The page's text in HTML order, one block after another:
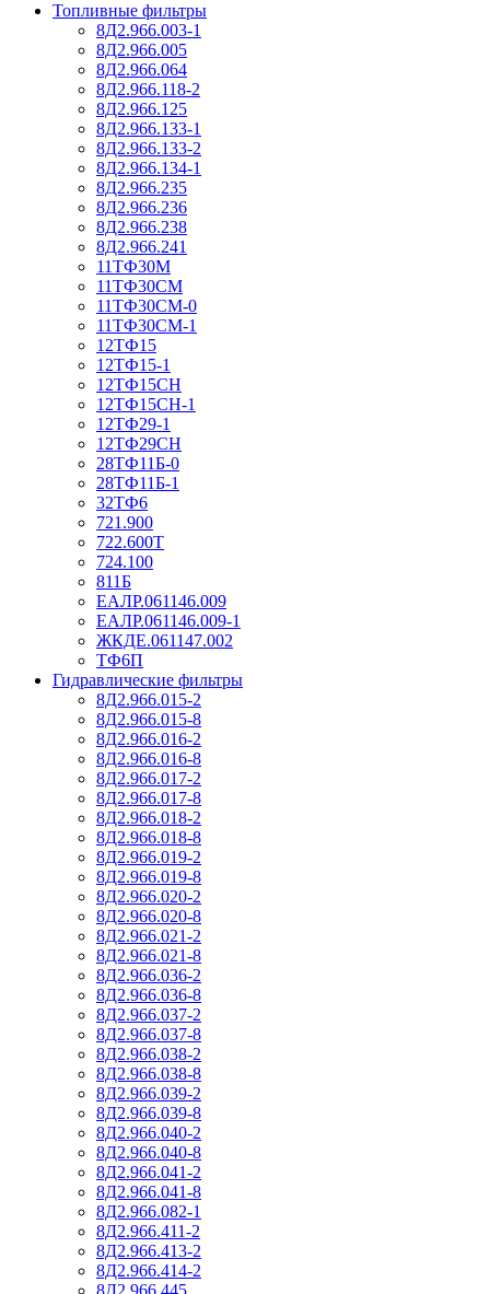
Топливные фильтры
8Д2.966.003-1
8Д2.966.005
8Д2.966.064
8Д2.966.118-2
8Д2.966.125
8Д2.966.133-1
8Д2.966.133-2
8Д2.966.134-1
8Д2.966.235
8Д2.966.236
8Д2.966.238
8Д2.966.241
11ТФ30М
11ТФ30СМ
11ТФ30СМ-0
11ТФ30СМ-1
12ТФ15
12ТФ15-1
12ТФ15СН
12ТФ15СН-1
12ТФ29-1
12ТФ29СН
28ТФ11Б-0
28ТФ11Б-1
32ТФ6
721.900
722.600Т
724.100
811Б
ЕАЛР.061146.009
ЕАЛР.061146.009-1
ЖКДЕ.061147.002
ТФ6П
Гидравлические фильтры
8Д2.966.015-2
8Д2.966.015-8
8Д2.966.016-2
8Д2.966.016-8
8Д2.966.017-2
8Д2.966.017-8
8Д2.966.018-2
8Д2.966.018-8
8Д2.966.019-2
8Д2.966.019-8
8Д2.966.020-2
8Д2.966.020-8
8Д2.966.021-2
8Д2.966.021-8
8Д2.966.036-2
8Д2.966.036-8
8Д2.966.037-2
8Д2.966.037-8
8Д2.966.038-2
8Д2.966.038-8
8Д2.966.039-2
8Д2.966.039-8
8Д2.966.040-2
8Д2.966.040-8
8Д2.966.041-2
8Д2.966.041-8
8Д2.966.082-1
8Д2.966.411-2
8Д2.966.413-2
8Д2.966.414-2